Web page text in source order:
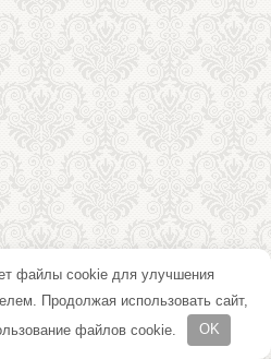
файлы cookie для улучшения
Продолжая использовать сайт,
файлов cookie.
OK